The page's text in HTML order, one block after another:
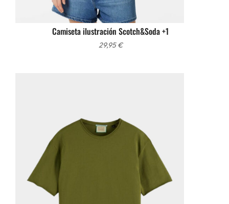
Camiseta ilustración Scotch&Soda +1
29,95€